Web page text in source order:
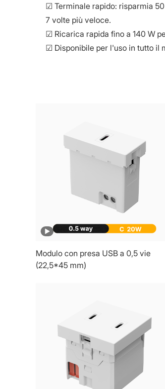
☑ Terminale rapido: risparmia
7 volte più veloce.
☑ Ricarica rapida fino a 140 W
☑ Disponibile per l'uso in tutto il
Modulo con presa USB a 0,5 vie
(22,5*45 mm)